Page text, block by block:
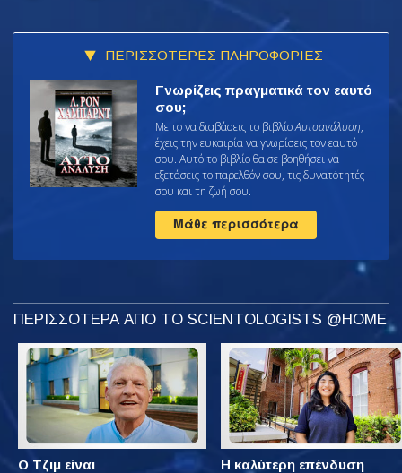
ΠΕΡΙΣΣΟΤΕΡΕΣ ΠΛΗΡΟΦΟΡΙΕΣ
Γνωρίζεις πραγματικά τον εαυτό
σου;
Με το να διαβάσεις το βιβλίοΑυτοανάλυση,
έχεις την ευκαιρία να γνωρίσεις τον εαυτό
σου. Αυτό το βιβλίο θα σε βοηθήσει να
εξετάσεις το παρελθόν σου, τις δυνατότητές
σου και τη ζωή σου.
Μάθε περισσότερα
ΠΕΡΙΣΣΟΤΕΡΑ ΑΠΟ ΤΟ SCIENTOLOGISTS @HOME
Ο Τζιμ είναι
Η καλύτερη επένδυση